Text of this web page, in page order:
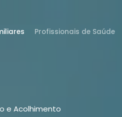
Profissionais de Saúde
e Acolhimento